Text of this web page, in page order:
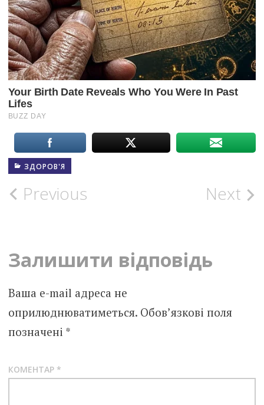
ЗДОРОВ'Я
Post
Previous Next
Залишити відповідь
Ваша e-mail адреса не
оприлюднюватиметься. Обов’язкові поля
позначені *
КОМЕНТАР *